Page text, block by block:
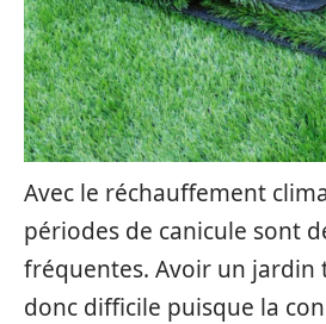
Avec le réchauffement
périodes de canicule sont
fréquentes. Avoir un
donc difficile puisque la